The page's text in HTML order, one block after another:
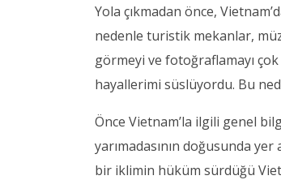
Yola çıkmadan önce,
nedenle turistik mekanlar,
görmeyi ve fotoğraflamayı
hayallerimi süslüyordu. Bu
Önce Vietnam’la ilgili genel
yarımadasının doğusunda
bir iklimin hüküm sürdüğü